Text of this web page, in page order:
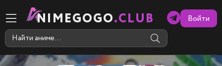
NIMEGOGO.CLUB Войти